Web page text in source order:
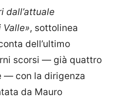
dall’attuale
Valle», sottolinea
dell’ultimo
scorsi — già quattro
— con la dirigenza
da Mauro